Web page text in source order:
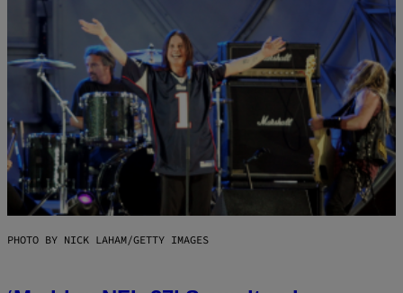
PHOTO BY NICK LAHAM/GETTY IMAGES